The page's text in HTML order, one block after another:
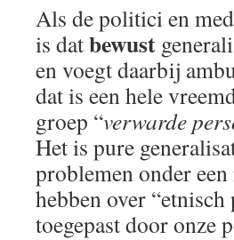
Als de politici en
is datbewust
en voegt daarbij
dat is een hele
groep “verwarde
Het is pure
problemen onder
hebben over
toegepast door onze